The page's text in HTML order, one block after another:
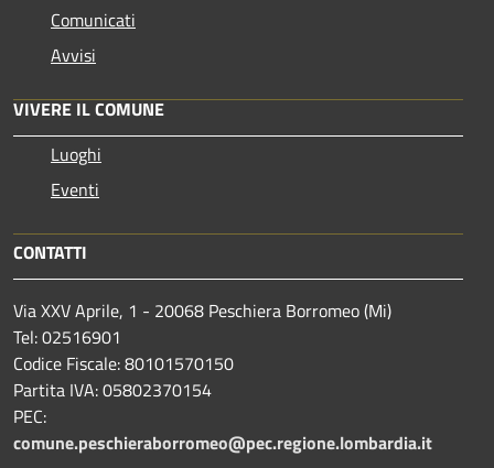
Comunicati
Avvisi
VIVERE IL COMUNE
Luoghi
Eventi
CONTATTI
Via XXV Aprile, 1 - 20068 Peschiera Borromeo (Mi)
Tel: 02516901
Codice Fiscale: 80101570150
Partita IVA: 05802370154
PEC:
comune.peschieraborromeo@pec.regione.lombardia.it